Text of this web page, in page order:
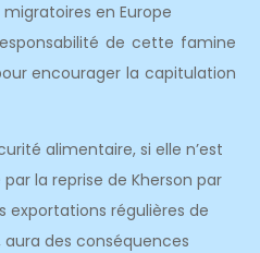
en Europe
de cette famine
encourager la capitulation
alimentaire, si elle n’est
la reprise de Kherson par
exportations régulières de
des conséquences